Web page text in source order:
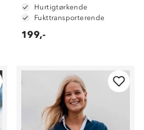
Hurtigtørkende
Fukttransporterende
199,-